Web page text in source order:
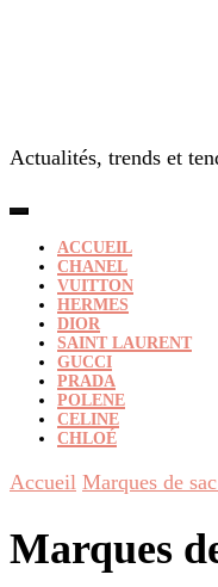
Actualités, trends et
ACCUEIL
CHANEL
VUITTON
HERMES
DIOR
SAINT LAURENT
GUCCI
PRADA
POLENE
CELINE
CHLOÉ
Accueil Marques de
Marques